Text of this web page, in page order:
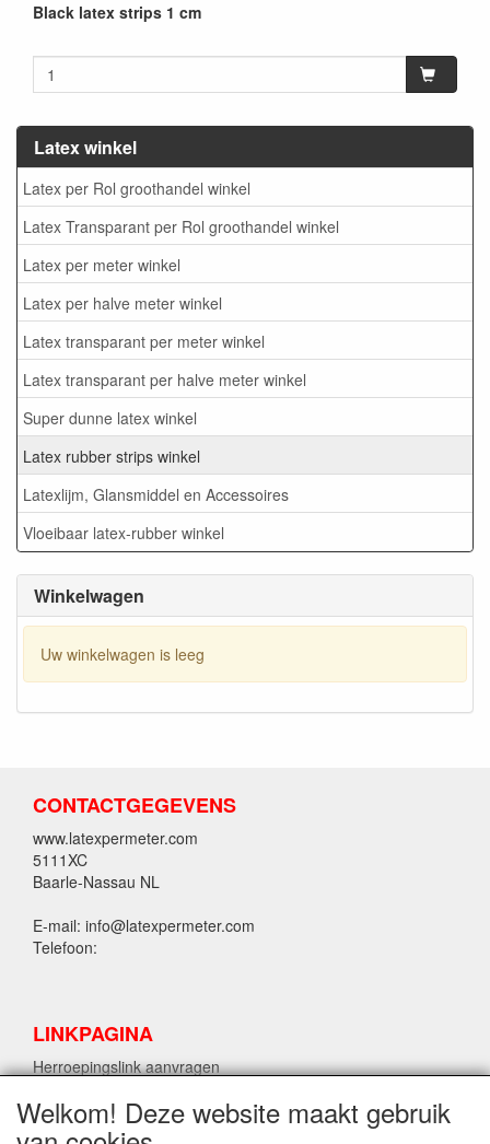
Latex winkel
Latex per Rol groothandel winkel
Latex Transparant per Rol groothandel winkel
Latex per meter winkel
Latex per halve meter winkel
Latex transparant per meter winkel
Latex transparant per halve meter winkel
Super dunne latex winkel
Latex rubber strips winkel
Latexlijm, Glansmiddel en Accessoires
Vloeibaar latex-rubber winkel
Winkelwagen
Uw winkelwagen is leeg
Black latex strips 1 cm
CONTACTGEGEVENS
www.latexpermeter.com
5111XC
Baarle-Nassau NL
E-mail: info@latexpermeter.com
Telefoon:
LINKPAGINA
Herroepingslink aanvragen
Welkom! Deze website maakt gebruik